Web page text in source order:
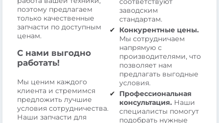
поэтому предлагаем
только качественные
запчасти по доступным
ценам.
С нами выгодно
работать!
Мы ценим каждого
клиента и стремимся
предложить лучшие
условия сотрудничества.
Наши запчасти для
заводским
стандартам.
Конкурентные цены.
Мы сотрудничаем
напрямую с
производителями, что
позволяет нам
предлагать выгодные
условия.
Профессиональная
консультация. Наши
специалисты помогут
подобрать нужные